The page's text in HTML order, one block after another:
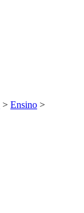
> Ensino >